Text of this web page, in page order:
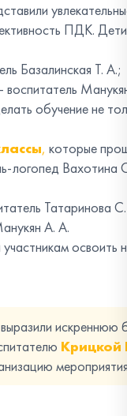
ПДК.
Базалинская Т. А.;
воспитатель
обучение не
, которые
логопед Вахотина
Татаринова
А. А.
участникам
Крицкой